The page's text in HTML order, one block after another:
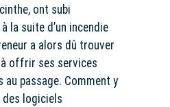
ont subi
la suite d’un incendie
a alors dû trouver
offrir ses services
passage. Comment y
logiciels